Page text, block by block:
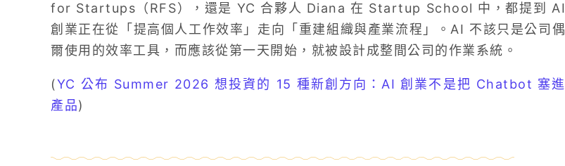
for Startups（RFS），還是 YC 合夥人 Diana 在 Startup School 中，都提到 AI
創業正在從「提高個人工作效率」走向「重建組織與產業流程」。AI 不該只是公司偶
爾使用的效率工具，而應該從第一天開始，就被設計成整間公司的作業系統。
(YC 公布 Summer 2026 想投資的 15 種新創方向：AI 創業不是把 Chatbot 塞進
產品)